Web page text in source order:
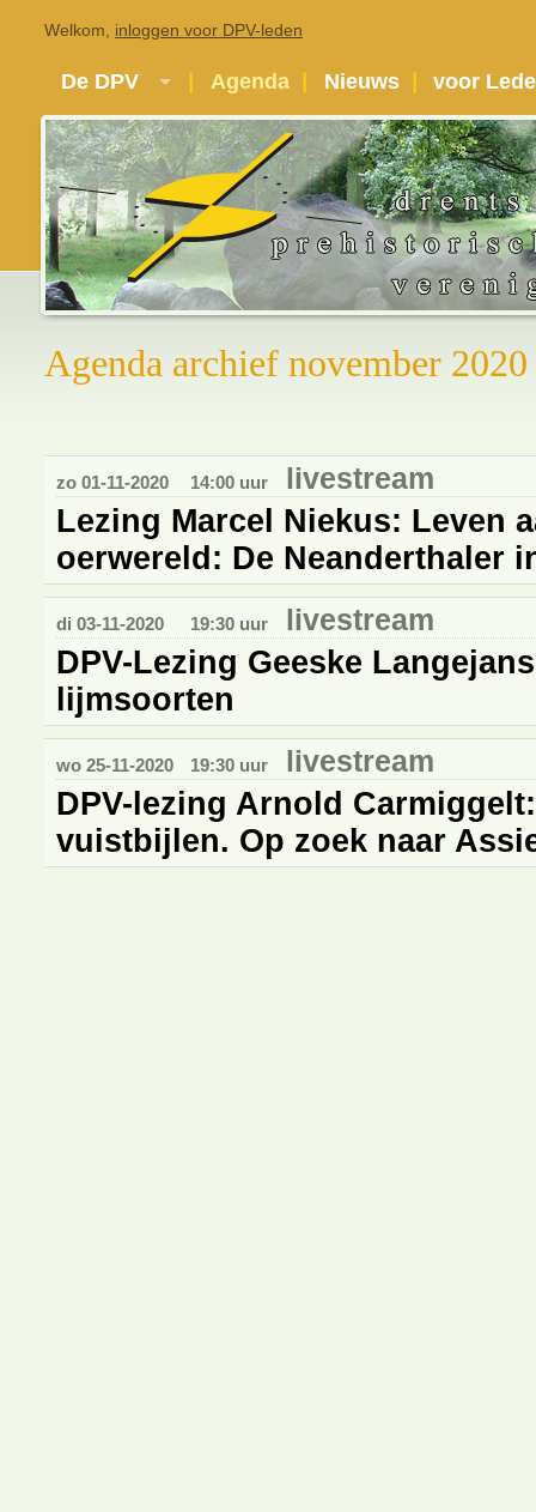
Agenda archief november 2020
zo 01-11-2020 14:00 uur livestream
Lezing Marcel Niekus: Leven
oerwereld: De Neanderthaler
di 03-11-2020 19:30 uur livestream
DPV-Lezing Geeske
lijmsoorten
wo 25-11-2020 19:30 uur livestream
DPV-lezing Arnold
vuistbijlen. Op zoek naar
Welkom, inloggen voor DPV-leden
De DPV Agenda Nieuws voor